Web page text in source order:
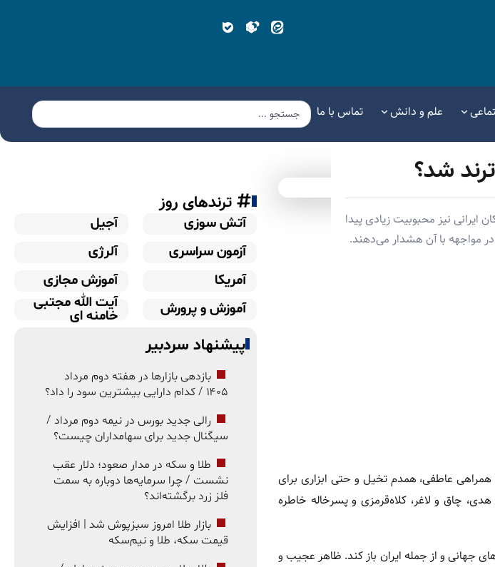
علم و دانش تماس با ما
شد؟
ایرانی نیز محبوبیت زیادی پیدا
مواجهه با آن هشدار می‌دهند.
همراهی عاطفی، همدم تخیل و حتی ابزاری برای
چاق و لاغر، کلاه‌قرمزی و پسرخاله خاطره
جهانی و از جمله ایران باز کند. ظاهر عجیب و
ترندهای روز
آتش سوزی
آجیل
آزمون سراسری
آلرژی
آمریکا
آموزش مجازی
آموزش و پرورش
آیت الله مجتبی
خامنه ای
پیشنهاد سردبیر
بازدهی بازارها در هفته دوم مرداد
۱۴۰۵ / کدام دارایی بیشترین سود را داد؟
رالی جدید بورس در نیمه دوم مرداد /
سیگنال جدید برای سهامداران چیست؟
طلا و سکه در مدار صعود؛ دلار عقب
نشست / چرا سرمایه‌ها دوباره به سمت
فلز زرد برگشته‌اند؟
بازار طلا امروز سبزپوش شد | افزایش
قیمت سکه، طلا و نیم‌سکه